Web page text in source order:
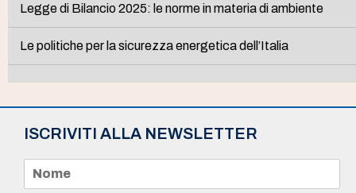
Legge di Bilancio 2025: le norme in materia di ambiente
Le politiche per la sicurezza energetica dell’Italia
ISCRIVITI ALLA NEWSLETTER
m